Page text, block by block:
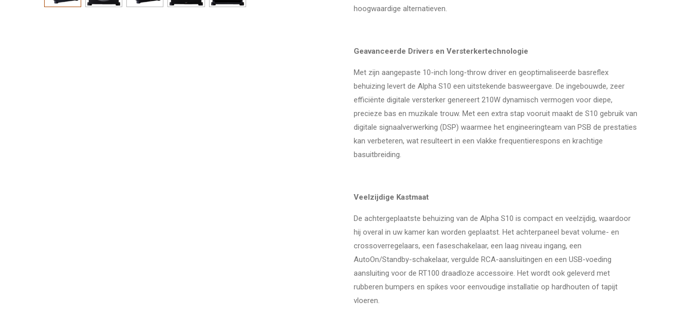
hoogwaardige alternatieven.
Geavanceerde Drivers en Versterkertechnologie
Met zijn aangepaste 10-inch long-throw driver en geoptimaliseerde basreflex
behuizing levert de Alpha S10 een uitstekende basweergave. De ingebouwde, zeer
efficiënte digitale versterker genereert 210W dynamisch vermogen voor diepe,
precieze bas en muzikale trouw. Met een extra stap vooruit maakt de S10 gebruik van
digitale signaalverwerking (DSP) waarmee het engineeringteam van PSB de prestaties
kan verbeteren, wat resulteert in een vlakke frequentierespons en krachtige
basuitbreiding.
Veelzijdige Kastmaat
De achtergeplaatste behuizing van de Alpha S10 is compact en veelzijdig, waardoor
hij overal in uw kamer kan worden geplaatst. Het achterpaneel bevat volume- en
crossoverregelaars, een faseschakelaar, een laag niveau ingang, een
AutoOn/Standby-schakelaar, vergulde RCA-aansluitingen en een USB-voeding
aansluiting voor de RT100 draadloze accessoire. Het wordt ook geleverd met
rubberen bumpers en spikes voor eenvoudige installatie op hardhouten of tapijt
vloeren.